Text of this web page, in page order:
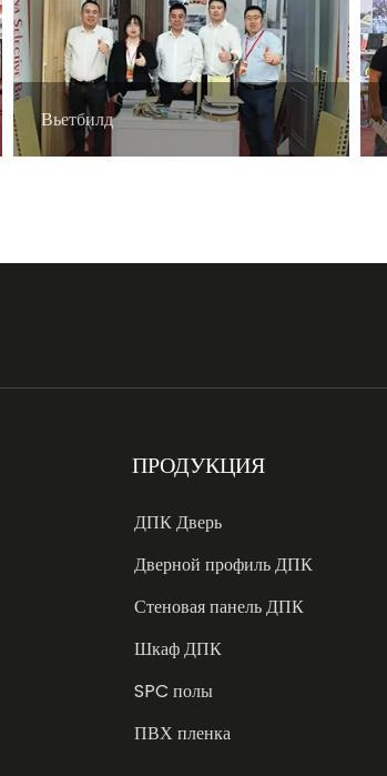
Вьетбилд
ПРОДУКЦИЯ
ДПК Дверь
Дверной профиль ДПК
Стеновая панель ДПК
Шкаф ДПК
SPC полы
ПВХ пленка